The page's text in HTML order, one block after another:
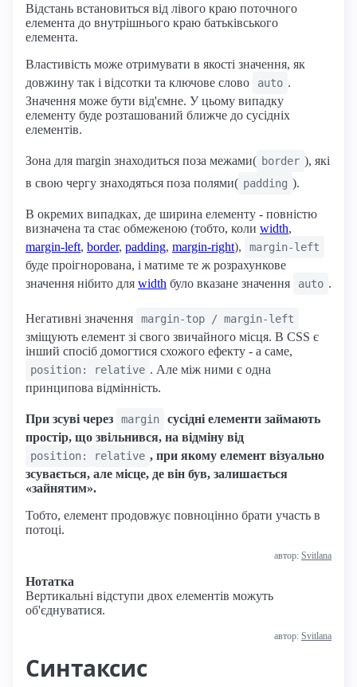
Відстань встановиться від лівого краю поточного
елемента до внутрішнього краю батьківського
елемента.
Властивість може отримувати в якості значення, як
довжину так і відсотки та ключове слово
auto .
Значення може бути від'ємне. У цьому випадку
елементу буде розташований ближче до сусідніх
елементів.
Зона для margin знаходиться поза межами( border ), які
в свою чергу знаходяться поза полями( padding ).
В окремих випадках, де ширина елементу - повністю
визначена та стає обмеженою (тобто, коли width,
margin-left, border, padding, margin-right), margin-left
буде проігнорована, і матиме те ж розрахункове
значення нібито для width було вказане значення auto .
Негативні значення margin-top / margin-left
зміщують елемент зі свого звичайного місця. В CSS є
інший спосіб домогтися схожого ефекту - а саме,
position: relative . Але між ними є одна
принципова відмінність.
При зсуві через margin
сусідні елементи займають
простір, що звільнився, на відміну від
position: relative , при якому елемент візуально
зсувається, але місце, де він був, залишається
«зайнятим».
Тобто, елемент продовжує повноцінно брати участь в
потоці.
автор: Svitlana
Нотатка
Вертикальні відступи двох елементів можуть
об'єднуватися.
автор: Svitlana
Синтаксис